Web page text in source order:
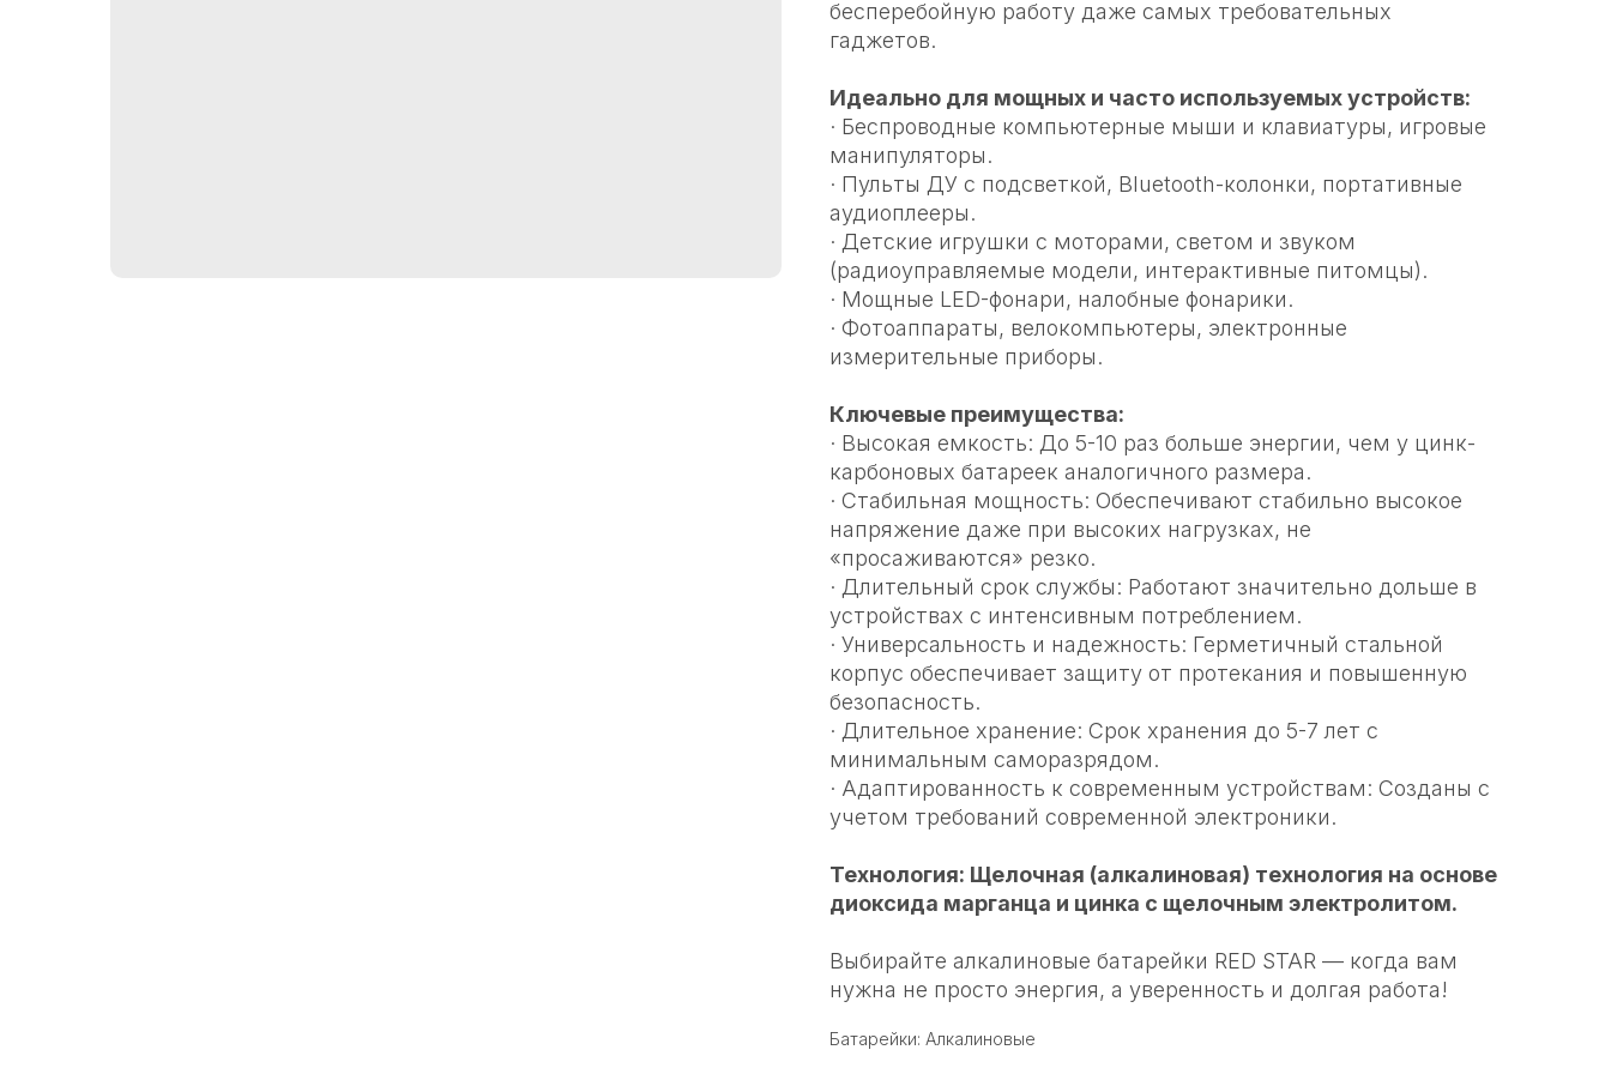
бесперебойную работу даже самых требовательных
гаджетов.
Идеально для мощных и часто используемых устройств:
· Беспроводные компьютерные мыши и клавиатуры, игровые
манипуляторы.
· Пульты ДУ с подсветкой, Bluetooth-колонки, портативные
аудиоплееры.
· Детские игрушки с моторами, светом и звуком
(радиоуправляемые модели, интерактивные питомцы).
· Мощные LED-фонари, налобные фонарики.
· Фотоаппараты, велокомпьютеры, электронные
измерительные приборы.
Ключевые преимущества:
· Высокая емкость: До 5-10 раз больше энергии, чем у цинк-
карбоновых батареек аналогичного размера.
· Стабильная мощность: Обеспечивают стабильно высокое
напряжение даже при высоких нагрузках, не
«просаживаются» резко.
· Длительный срок службы: Работают значительно дольше в
устройствах с интенсивным потреблением.
· Универсальность и надежность: Герметичный стальной
корпус обеспечивает защиту от протекания и повышенную
безопасность.
· Длительное хранение: Срок хранения до 5-7 лет с
минимальным саморазрядом.
· Адаптированность к современным устройствам: Созданы с
учетом требований современной электроники.
Технология: Щелочная (алкалиновая) технология на основе
диоксида марганца и цинка с щелочным электролитом.
Выбирайте алкалиновые батарейки RED STAR — когда вам
нужна не просто энергия, а уверенность и долгая работа!
Батарейки: Алкалиновые